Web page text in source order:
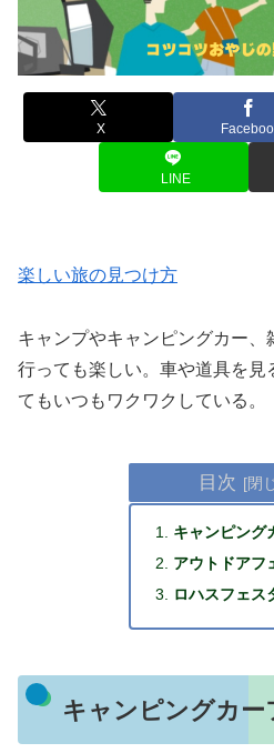
X
LINE
楽しい旅の見つけ方
キャンプやキャンピングカー
行っても楽しい。車や道具を見
てもいつもワクワクしている。
目次
キャンピング
アウトドアフ
ロハスフェス
キャンピングカー